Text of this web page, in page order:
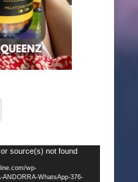
source(s) not found
wp-
WhatsApp-376-